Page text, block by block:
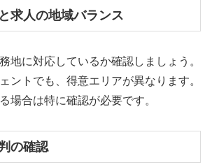
求人の地域バランス
地に対応しているか確認しましょう。
ントでも、得意エリアが異なります。
場合は特に確認が必要です。
の確認